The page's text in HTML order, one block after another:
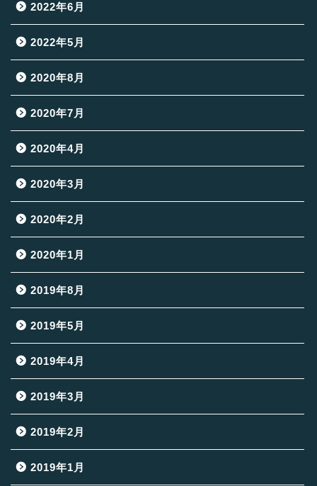
2022年6月
2022年5月
2020年8月
2020年7月
2020年4月
2020年3月
2020年2月
2020年1月
2019年8月
2019年5月
2019年4月
2019年3月
2019年2月
2019年1月